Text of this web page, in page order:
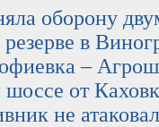
оборону
в
–
от
не